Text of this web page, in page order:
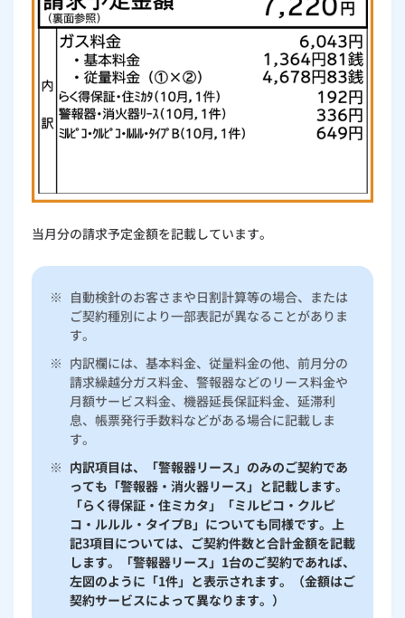
当月分の請求予定金額を記載しています。
※ 自動検針のお客さまや日割計算等の場合、または
ご契約種別により一部表記が異なることがありま
す。
※ 内訳欄には、基本料金、従量料金の他、前月分の
請求繰越分ガス料金、警報器などのリース料金や
月額サービス料金、機器延長保証料金、延滞利
息、帳票発行手数料などがある場合に記載しま
す。
※ 内訳項目は、「警報器リース」のみのご契約であ
っても「警報器・消火器リース」と記載します。
「らく得保証・住ミカタ」「ミルピコ・クルピ
コ・ルルル・タイプB」についても同様です。上
記3項目については、ご契約件数と合計金額を記載
します。「警報器リース」1台のご契約であれば、
左図のように「1件」と表示されます。（金額はご
契約サービスによって異なります。）